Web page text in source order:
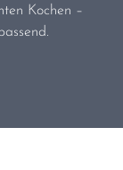
Kochen –